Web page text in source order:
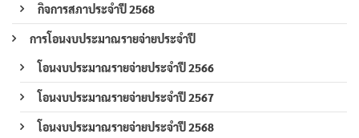
กิจการสภาประจำปี 2568
การโอนงบประมาณรายจ่ายประจำปี
โอนงบประมาณรายจ่ายประจำปี 2566
โอนงบประมาณรายจ่ายประจำปี 2567
โอนงบประมาณรายจ่ายประจำปี 2568